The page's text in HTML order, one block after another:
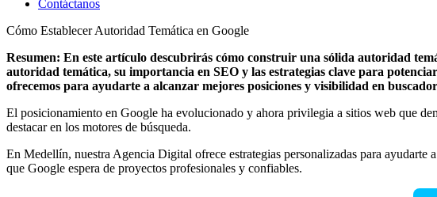
Contáctanos
Cómo Establecer Autoridad Temática en Google
Resumen: En este artículo descubrirás cómo construir una sólida autoridad
autoridad temática, su importancia en SEO y las estrategias clave para
ofrecemos para ayudarte a alcanzar mejores posiciones y visibilidad en
El posicionamiento en Google ha evolucionado y ahora privilegia a sitios web que
destacar en los motores de búsqueda.
En Medellín, nuestra Agencia Digital ofrece estrategias personalizadas para
que Google espera de proyectos profesionales y confiables.